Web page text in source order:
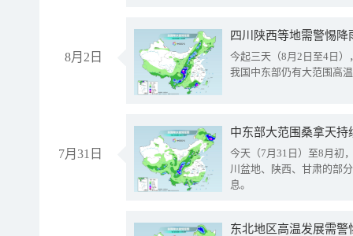
8月2日
今起三天（8月2日至4日
我国中东部仍有大范围高
7月31日
中东部大范围桑拿天
今天（7月31日）至8月初
川盆地、陕西、甘肃的部
息。
东北地区高温发展需